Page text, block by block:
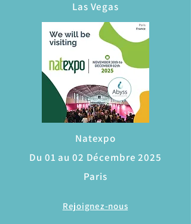
Las Vegas
Natexpo
Du 01 au 02 Décembre 2025
Paris
Rejoignez-nous